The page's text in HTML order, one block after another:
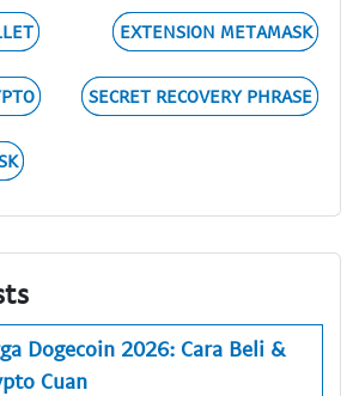
EXTENSION METAMASK
SECRET RECOVERY PHRASE
Dogecoin 2026: Cara Beli &
Cuan